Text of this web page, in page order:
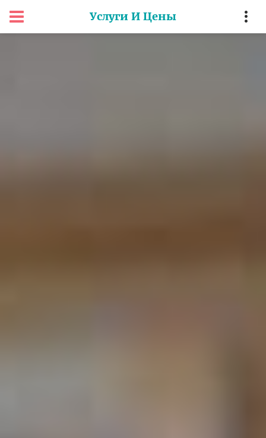
Услуги И Цены